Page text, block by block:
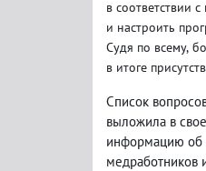
в соответствии
и настроить
Судя по всему,
в итоге
Список
выложила в
информацию об
медработников